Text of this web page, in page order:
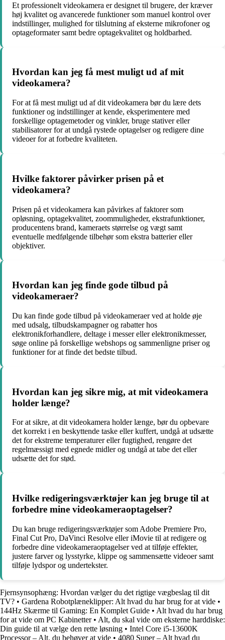
Et professionelt videokamera er designet til brugere, der kræver
høj kvalitet og avancerede funktioner som manuel kontrol over
indstillinger, mulighed for tilslutning af eksterne mikrofoner og
optageformater samt bedre optagekvalitet og holdbarhed.
Hvordan kan jeg få mest muligt ud af mit
videokamera?
For at få mest muligt ud af dit videokamera bør du lære dets
funktioner og indstillinger at kende, eksperimentere med
forskellige optagemetoder og vinkler, bruge stativer eller
stabilisatorer for at undgå rystede optagelser og redigere dine
videoer for at forbedre kvaliteten.
Hvilke faktorer påvirker prisen på et
videokamera?
Prisen på et videokamera kan påvirkes af faktorer som
opløsning, optagekvalitet, zoommuligheder, ekstrafunktioner,
producentens brand, kameraets størrelse og vægt samt
eventuelle medfølgende tilbehør som ekstra batterier eller
objektiver.
Hvordan kan jeg finde gode tilbud på
videokameraer?
Du kan finde gode tilbud på videokameraer ved at holde øje
med udsalg, tilbudskampagner og rabatter hos
elektronikforhandlere, deltage i messer eller elektronikmesser,
søge online på forskellige webshops og sammenligne priser og
funktioner for at finde det bedste tilbud.
Hvordan kan jeg sikre mig, at mit videokamera
holder længe?
For at sikre, at dit videokamera holder længe, bør du opbevare
det korrekt i en beskyttende taske eller kuffert, undgå at udsætte
det for ekstreme temperaturer eller fugtighed, rengøre det
regelmæssigt med egnede midler og undgå at tabe det eller
udsætte det for stød.
Hvilke redigeringsværktøjer kan jeg bruge til at
forbedre mine videokameraoptagelser?
Du kan bruge redigeringsværktøjer som Adobe Premiere Pro,
Final Cut Pro, DaVinci Resolve eller iMovie til at redigere og
forbedre dine videokameraoptagelser ved at tilføje effekter,
justere farver og lysstyrke, klippe og sammensætte videoer samt
tilføje lydspor og undertekster.
Fjernsynsophæng: Hvordan vælger du det rigtige vægbeslag til dit
TV? • Gardena Robotplæneklipper: Alt hvad du har brug for at vide •
144Hz Skærme til Gaming: En Komplet Guide • Alt hvad du har brug
for at vide om PC Kabinetter• Alt, du skal vide om eksterne harddiske:
Din guide til at vælge den rette løsning • Intel Core i5-13600K
Processor – Alt, du behøver at vide • 4080 Super – Alt hvad du